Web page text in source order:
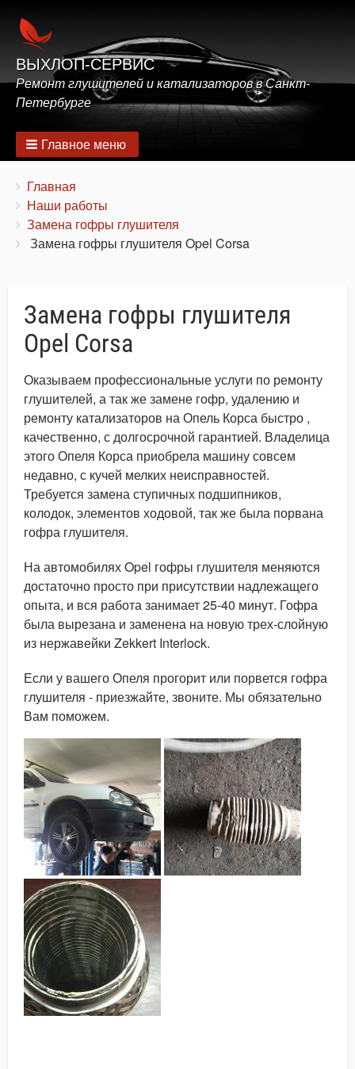
ВЫХЛОП-СЕРВИС
Ремонт глушителей и катализаторов в Санкт-
Петербурге
Главное меню
Строка
навигации
You
are
here:
Главная
Наши работы
Замена гофры глушителя
Замена гофры глушителя Opel Corsa
Замена гофры глушителя
Opel Corsa
Оказываем профессиональные услуги по ремонту
глушителей, а так же замене гофр, удалению и
ремонту катализаторов на Опель Корса быстро ,
качественно, с долгосрочной гарантией. Владелица
этого Опеля Корса приобрела машину совсем
недавно, с кучей мелких неисправностей.
Требуется замена ступичных подшипников,
колодок, элементов ходовой, так же была порвана
гофра глушителя.
На автомобилях Opel гофры глушителя меняются
достаточно просто при присутствии надлежащего
опыта, и вся работа занимает 25-40 минут. Гофра
была вырезана и заменена на новую трех-слойную
из нержавейки Zekkert Interlock.
Если у вашего Опеля прогорит или порвется гофра
глушителя - приезжайте, звоните. Мы обязательно
Вам поможем.